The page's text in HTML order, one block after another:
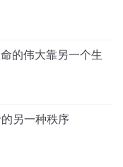
的伟大靠另一个生
的另一种秩序